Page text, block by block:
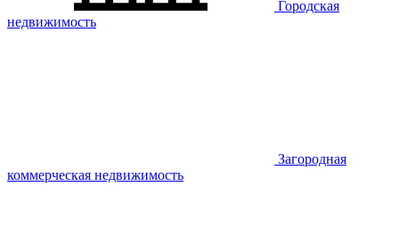
Городская
недвижимость
Загородная
коммерческая недвижимость